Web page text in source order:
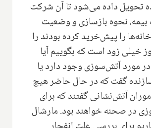
تحویل داده می‌شود تا آن شرکت
نحوه بازسازی و وضعیت
را پیش‌خرید کرده بودند را
خیلی زود است که بگوییم آیا
مورد آتش‌سوزی وجود دارد یا
گفت که در حال حاضر هیچ
آتش‌نشانی گفتند که برای
در صحنه خواهند بود. مارشال